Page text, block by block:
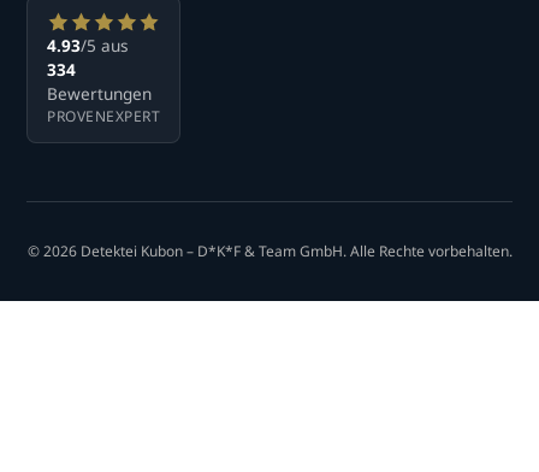
4.93/5 aus
334
Bewertungen
PROVENEXPERT
© 2026 Detektei Kubon – D*K*F & Team GmbH. Alle Rechte vorbehalten.